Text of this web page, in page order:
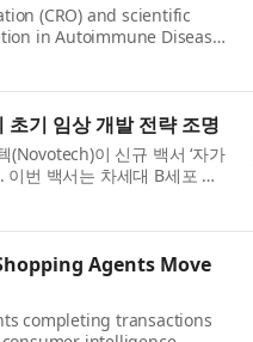
(CRO) and scientific
in Autoimmune Disease:
기 임상 개발 전략 조명
(Novotech)이 신규 백서 ‘자가
번 백서는 차세대 B세포 고
Agents Move
completing transactions